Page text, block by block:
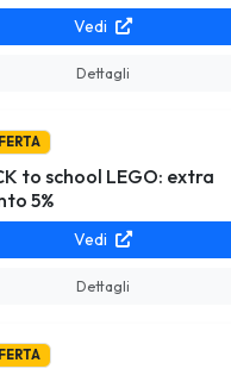
Vedi
Dettagli
to school LEGO: extra
5%
Vedi
Dettagli